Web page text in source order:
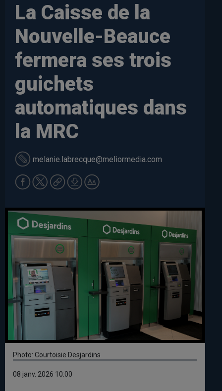
La Caisse de la
Nouvelle-Beauce
fermera ses trois
guichets
automatiques dans
la MRC
melanie.labrecque@meliormedia.com
Photo: Courtoisie Desjardins
08 janv. 2026 10:00